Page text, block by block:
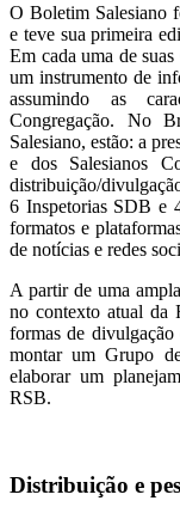
O Boletim Salesiano
e teve sua primeira
Em cada uma de
um instrumento de
assumindo as
Congregação. No
Salesiano, estão: a
e dos Salesianos
distribuição/
6 Inspetorias SDB e
formatos e
de notícias e redes
A partir de uma
no contexto atual da
formas de
montar um Grupo
elaborar um
RSB.
Distribuição e